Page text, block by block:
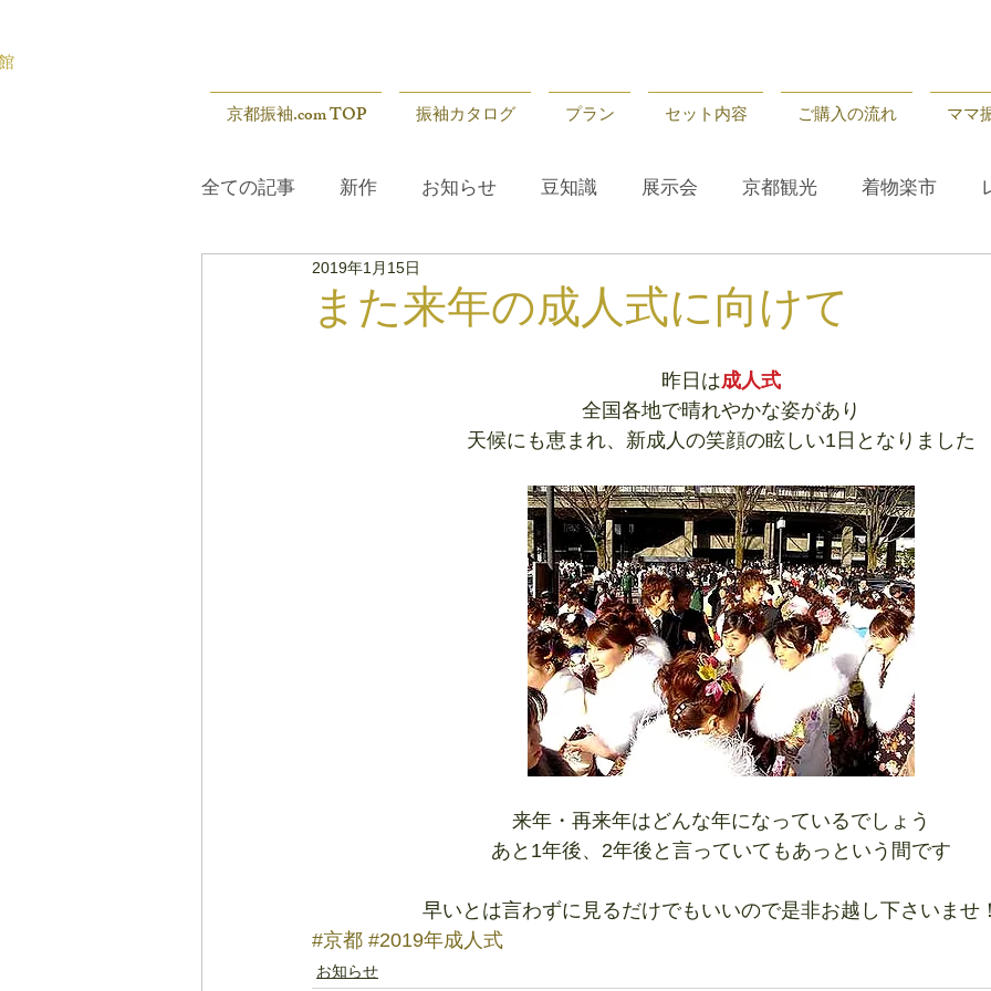
京都振袖.com TOP
振袖カタログ プラン セット内容 ご購入の流れ ママ
全ての記事 新作 お知らせ 豆知識 展示会 京都観光 着物楽市
新作
また来年の成人式に向けて
2019年1月15日
昨日は成人式
全国各地で晴れやかな姿があり
天候にも恵まれ、新成人の笑顔の眩しい1日となりました
来年・再来年はどんな年になっているでしょう
あと1年後、2年後と言っていてもあっという間です
早いとは言わずに見るだけでもいいので是非お越し下さいませ
#京都 #2019年成人式
お知らせ